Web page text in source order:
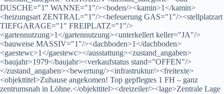
DUSCHE="1" WANNE="1"/><boden/><kamin>1</kamin>
<heizungsart ZENTRAL="1"/><befeuerung GAS="1"/><stellplatzart
TIEFGARAGE="1" FREIPLATZ="1"/>
<gartennutzung>1</gartennutzung><unterkellert keller="JA"/>
<bauweise MASSIV="1"/><dachboden>1</dachboden>
<gaestewc>1</gaestewc></ausstattung><zustand_angaben>
<baujahr>1979</baujahr><verkaufstatus stand="OFFEN"/>
</zustand_angaben><bewertung/><infrastruktur/><freitexte>
<objekttitel>Zuhause angekomen! Top gepflegtes 1 FH – ganz
zentrumsnah in Löhne.</objekttitel><dreizeiler/><lage>Zentrale Lage